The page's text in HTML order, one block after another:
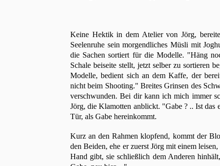
Keine Hektik in dem Atelier von Jörg,
Seelenruhe sein morgendliches Müsli mit
die Sachen sortiert für die Modelle. "Häng
Schale beiseite stellt, jetzt selber zu sortieren
Modelle, bedient sich an dem Kaffe, der
nicht beim Shooting." Breites Grinsen des
verschwunden. Bei dir kann ich mich immer
Jörg, die Klamotten anblickt. "Gabe ? .. Ist
Tür, als Gabe hereinkommt.
Kurz an den Rahmen klopfend, kommt der
den Beiden, ehe er zuerst Jörg mit einem
Hand gibt, sie schließlich dem Anderen